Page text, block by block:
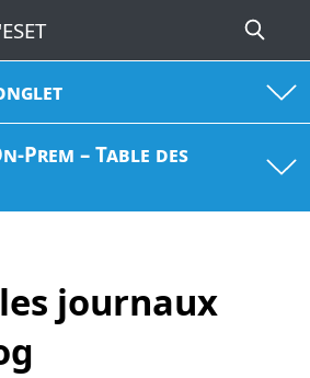
Prem – Table des
journaux